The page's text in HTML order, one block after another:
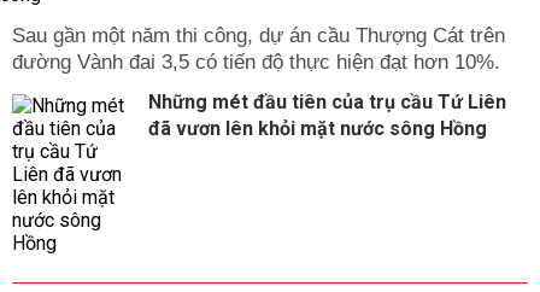
Sau gần một năm thi công, dự án cầu Thượng Cát trên
đường Vành đai 3,5 có tiến độ thực hiện đạt hơn 10%.
Những mét đầu tiên của trụ cầu Tứ Liên
đã vươn lên khỏi mặt nước sông Hồng